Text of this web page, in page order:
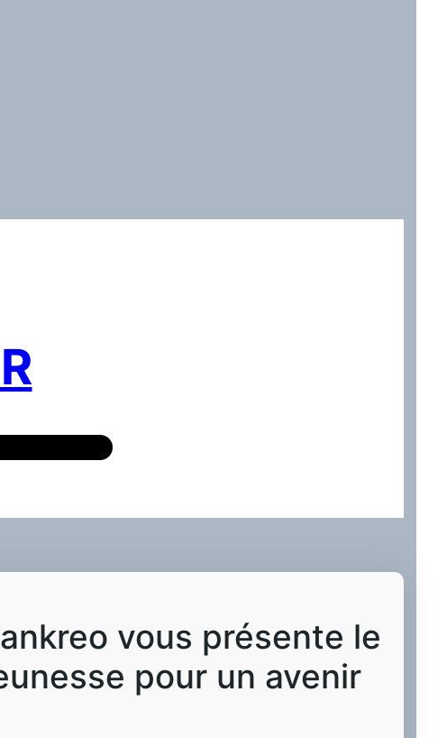
vous présente le
pour un avenir